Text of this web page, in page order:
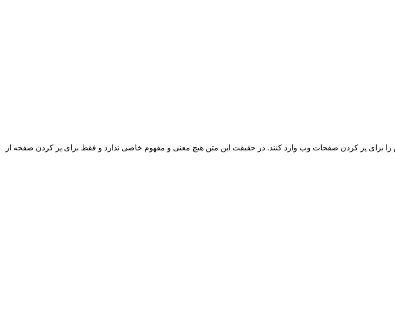
برای پر کردن صفحات وب وارد کنند. در حقیقت این متن هیچ معنی و مفهوم خاصی ندارد و فقط برای پر کردن صفحه از